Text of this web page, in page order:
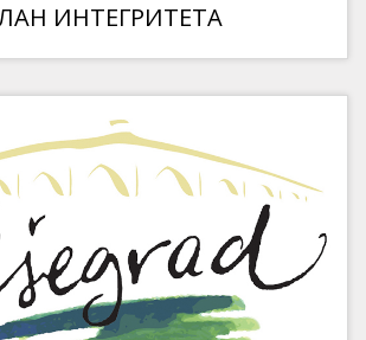
ИНТЕГРИТЕТА